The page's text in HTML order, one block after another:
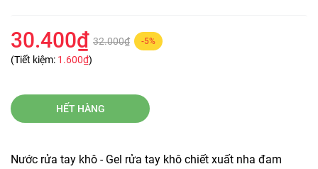
30.400₫ 32.000₫ -5%
(Tiết kiệm: 1.600₫)
HẾT HÀNG
Nước rửa tay khô - Gel rửa tay khô chiết xuất nha đam